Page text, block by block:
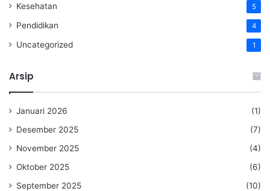
Kesehatan 5
Pendidikan 4
Uncategorized 1
Arsip
Januari 2026
(1)
Desember 2025
(7)
November 2025
(4)
Oktober 2025
(6)
September 2025
(10)